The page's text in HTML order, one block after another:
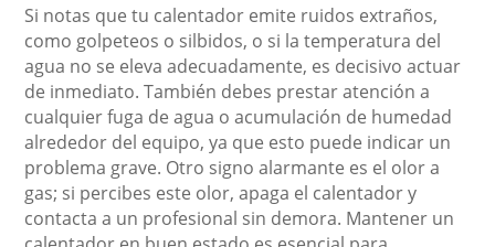
Si notas que tu calentador emite ruidos extraños,
como golpeteos o silbidos, o si la temperatura del
agua no se eleva adecuadamente, es decisivo actuar
de inmediato. También debes prestar atención a
cualquier fuga de agua o acumulación de humedad
alrededor del equipo, ya que esto puede indicar un
problema grave. Otro signo alarmante es el olor a
gas; si percibes este olor, apaga el calentador y
contacta a un profesional sin demora. Mantener un